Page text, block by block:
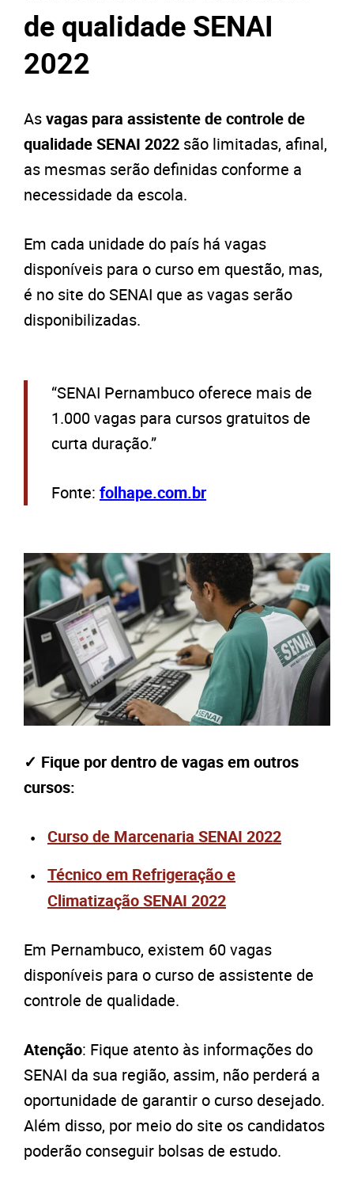
de qualidade SENAI
2022
Asvagas para assistente de controle de
qualidade SENAI 2022 são limitadas, afinal,
as mesmas serão definidas conforme a
necessidade da escola.
Em cada unidade do país há vagas
disponíveis para o curso em questão, mas,
é no site do SENAI que as vagas serão
disponibilizadas.
“SENAI Pernambuco oferece mais de
1.000 vagas para cursos gratuitos de
curta duração.”
Fonte: folhape.com.br
✓ Fique por dentro de vagas em outros
cursos:
Curso de Marcenaria SENAI 2022
Técnico em Refrigeração e
Climatização SENAI 2022
Em Pernambuco, existem 60 vagas
disponíveis para o curso de assistente de
controle de qualidade.
Atenção: Fique atento às informações do
SENAI da sua região, assim, não perderá a
oportunidade de garantir o curso desejado.
Além disso, por meio do site os candidatos
poderão conseguir bolsas de estudo.